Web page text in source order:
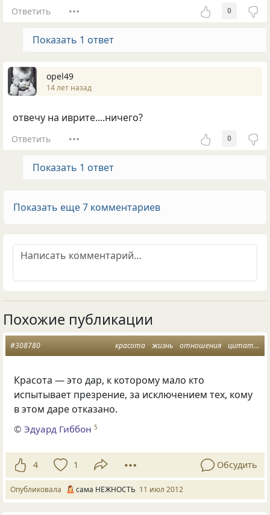
Ответить 0
Показать 1 ответ
opel49
14 лет назад
отвечу на иврите....ничего?
Ответить 0
Показать 1 ответ
Показать еще 7 комментариев
Похожие публикации
красота жизнь отношения цитаты
#308780
Красота — это дар, к которому мало кто
испытывает презрение, за исключением тех, кому
в этом даре отказано.
©Эдуард Гиббон 5
4 1 Обсудить
Опубликовала сама НЕЖНОСТЬ 11 июл 2012